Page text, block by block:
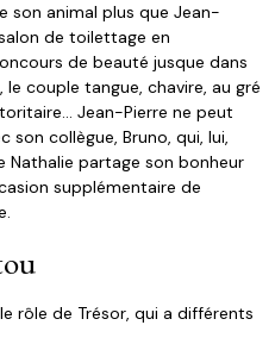
son animal plus que Jean-
de toilettage en
de beauté jusque dans
couple tangue, chavire, au gré
Jean-Pierre ne peut
son collègue, Bruno, qui, lui,
Nathalie partage son bonheur
supplémentaire de
rôle de Trésor, qui a différents